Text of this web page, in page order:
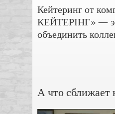
Кейтеринг от
КЕЙТЕРІНГ» —
объединить
А что сближает